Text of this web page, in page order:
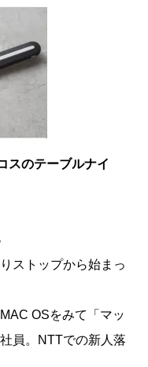
スのテーブルナイ
ストップから始まっ
OSをみて「マッ
員。NTTでの新人落